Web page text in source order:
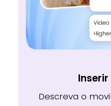
Descreva o